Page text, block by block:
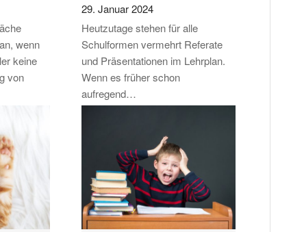
wenn
keine
von
29. Januar 2024
Heutzutage stehen für alle
Schulformen vermehrt Referate
und Präsentationen im Lehrplan.
Wenn es früher schon
aufregend…